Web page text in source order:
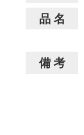
品 名
備 考